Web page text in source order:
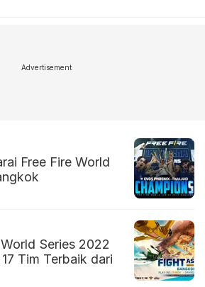
Advertisement
Free Fire World
Series 2022
Tim Terbaik dari